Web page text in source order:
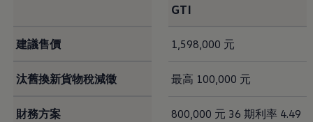
GTI
建議售價 1,598,000 元
汰舊換新貨物稅減徵 最高 100,000 元
財務方案
800,000 元 36 期利率 4.49